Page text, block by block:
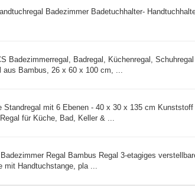
Badezimmer Badetuchhalter-
Badezimmerregal, Badregal, Küchenregal,
aus Bambus, 26 x 60 x 100 cm, ...
Standregal mit 6 Ebenen - 40 x 30 x 135 cm
für Küche, Bad, Keller & ...
Regal Bambus Regal 3-etagiges
mit Handtuchstange, pla ...